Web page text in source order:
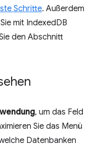
Schritte. Außerdem
mit IndexedDB
den Abschnitt
, um das Feld
Sie das Menü
Datenbanken